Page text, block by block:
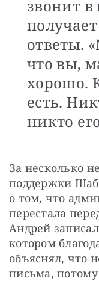
звонит
ответы.
что вы,
хорошо.
есть.
никто
За несколько
поддержки
о том, что
перестала
Андрей
котором
объяснял, что
письма,